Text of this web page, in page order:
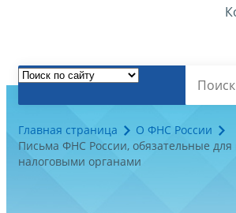
Главная страница
О ФНС России
Письма ФНС России, обязательные
налоговыми органами